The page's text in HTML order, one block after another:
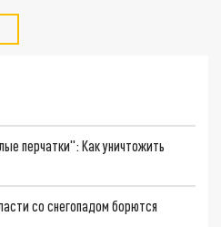
перчатки": Как уничтожить
со снегопадом борются